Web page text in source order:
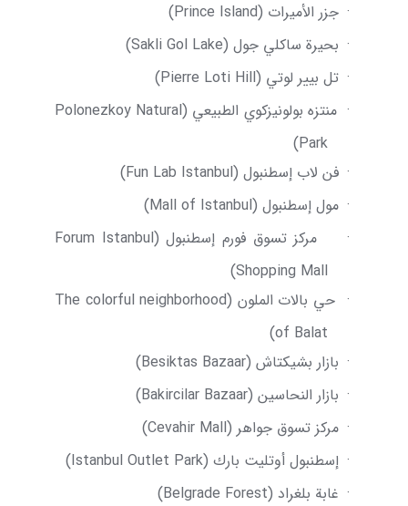
· جزر الأميرات (Prince Island
)
· بحيرة ساكلي جول (Sakli Gol Lake
)
· تل بيير لوتي (Pierre Loti Hill
)
· منتزه بولونيزكوي الطبيعي (Polonezkoy Natural
Park
)
· فن لاب إسطنبول (Fun Lab Istanbul
)
· مول إسطنبول (Mall of Istanbul
)
·
مركز تسوق فورم إسطنبول (Forum Istanbul
Shopping Mall
)
· حي بالات الملون (The colorful neighborhood
of Balat
)
· بازار بشيكتاش (Besiktas Bazaar
)
· بازار النحاسين (Bakircilar Bazaar
)
· مركز تسوق جواهر (Cevahir Mall
)
· إسطنبول أوتليت بارك (Istanbul Outlet Park
)
· غابة بلغراد (Belgrade Forest
)